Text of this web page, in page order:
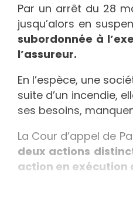
Par un arrêt du 28
jusqu’alors en
subordonnée à
l’assureur.
En l’espèce, une
suite d’un incendie,
ses besoins,
La Cour d’appel de
deux actions
action en exécution